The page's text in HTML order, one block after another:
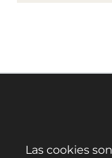
Las cookies